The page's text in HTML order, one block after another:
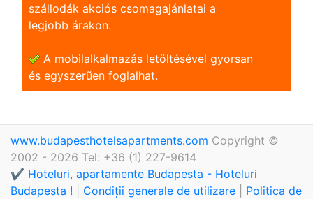
szállodák akciós csomagajánlatai a
legjobb árakon.
A mobilalkalmazás letöltésével gyorsan
és egyszerũen foglalhat.
www.budapesthotelsapartments.com Copyright ©
2002 - 2026 Tel: +36 (1) 227-9614
✔️ Hoteluri, apartamente Budapesta - Hoteluri
Budapesta !
Condiții generale de utilizare
Politica de